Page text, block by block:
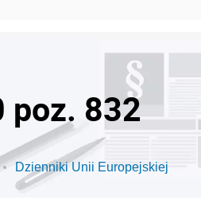
poz. 832
Dzienniki Unii Europejskiej